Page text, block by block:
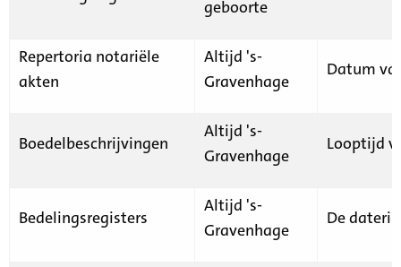
geboorte
Repertoria notariële
akten
Altijd 's-
Gravenhage
Datum
Boedelbeschrijvingen
Altijd 's-
Gravenhage
Looptijd
Bedelingsregisters
Altijd 's-
Gravenhage
De